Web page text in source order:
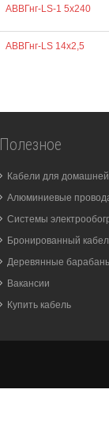
АВВГнг-LS-1 5х240
АВВГнг-LS 14х2,5
Полезное
Кабели для
Алюминиевые
Системы
Бронированный
Деревянные
Вакансии
Купить кабель